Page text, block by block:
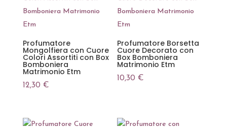
Profumatore
Mongolfiera con Cuore
Colori Assortiti con Box
Bomboniera
Matrimonio Etm
12,30 €
Profumatore Borsetta
Cuore Decorato con
Box Bomboniera
Matrimonio Etm
10,30€